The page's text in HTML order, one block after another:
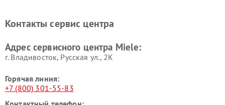
Miele
Miele
пылесосов Miele
Контакты сервис центра
Адрес сервисного центра Miele:
г. Владивосток, Русская ул., 2К
Горячая линия:
+7 (800) 301-55-83